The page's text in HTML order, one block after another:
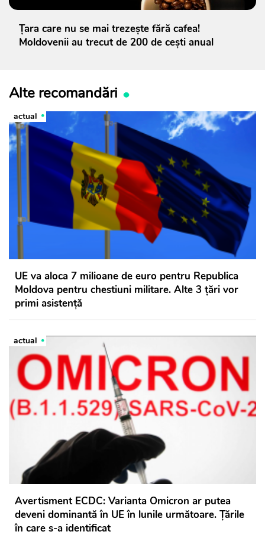
Țara care nu se mai trezește fără cafea!
Moldovenii au trecut de 200 de cești anual
Alte recomandări
actual
UE va aloca 7 milioane de euro pentru Republica
Moldova pentru chestiuni militare. Alte 3 țări vor
primi asistență
actual
Avertisment ECDC: Varianta Omicron ar putea
deveni dominantă în UE în lunile următoare. Țările
în care s-a identificat